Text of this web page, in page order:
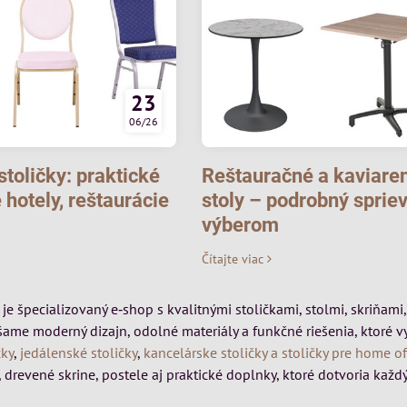
23
06/26
praktické
hotely, reštaurácie
Reštauračné a
stoly – podrobný
výberom
Čítajte viac
je špecializovaný e‑shop s kvalitnými stoličkami, stolmi,
moderný dizajn, odolné materiály a funkčné riešenia, ktoré
, jedálenské stoličky, kancelárske stoličky a stoličky pre home
skrine, postele aj praktické doplnky, ktoré dotvoria